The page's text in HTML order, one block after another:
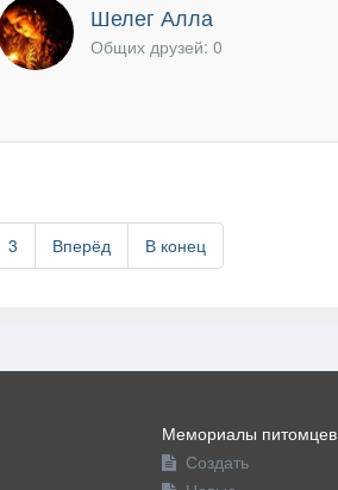
Шелег Алла
Общих друзей: 0
3 Вперёд В конец
Мемориалы питомцев
Создать